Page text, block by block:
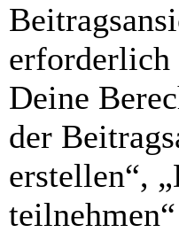
erforderlich
Deine
der
erstellen“,